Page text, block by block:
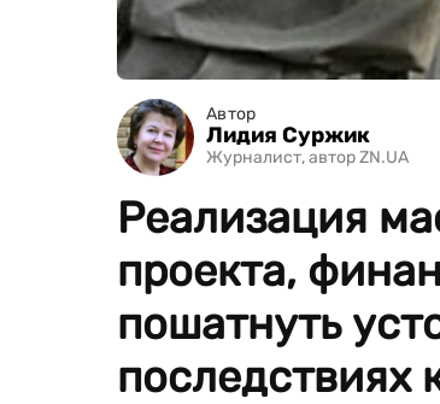
Автор
Лидия Суржик
Журналист, автор ZN.UA
Реализация
проекта,
пошатнуть
последствиях